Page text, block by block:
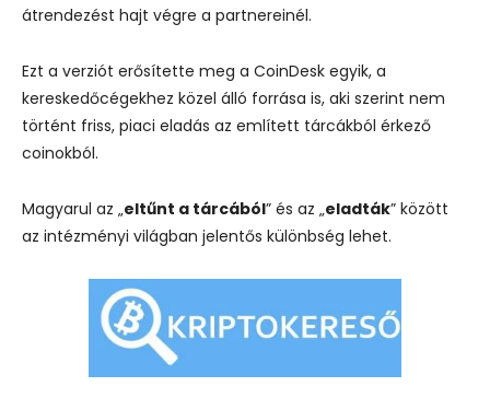
átrendezést hajt végre a partnereinél.
Ezt a verziót erősítette meg a CoinDesk egyik, a
kereskedőcégekhez közel álló forrása is, aki szerint nem
történt friss, piaci eladás az említett tárcákból érkező
coinokból.
Magyarul az „eltűnt a tárcából” és az „eladták” között
az intézményi világban jelentős különbség lehet.